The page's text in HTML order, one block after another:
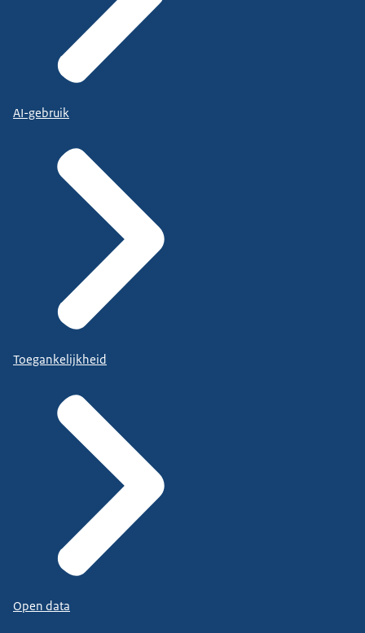
AI-gebruik
Toegankelijkheid
Open data